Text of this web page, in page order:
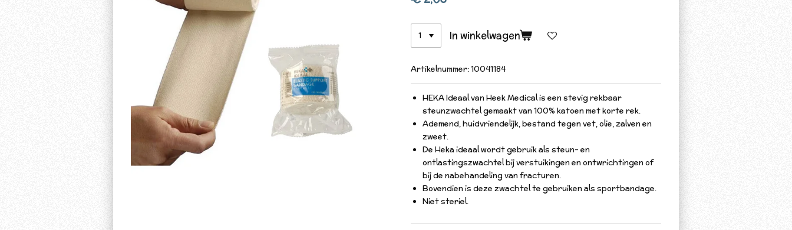
In winkelwagen
Artikelnummer:10041184
HEKA Ideaal van Heek Medical is een stevig rekbaar
steunzwachtel gemaakt van 100% katoen met korte rek.
Ademend, huidvriendelijk, bestand tegen vet, olie, zalven en
zweet.
De Heka ideaal wordt gebruik als steun- en
ontlastingszwachtel bij verstuikingen en ontwrichtingen of
bij de nabehandeling van fracturen.
Bovendien is deze zwachtel te gebruiken als sportbandage.
Niet steriel.